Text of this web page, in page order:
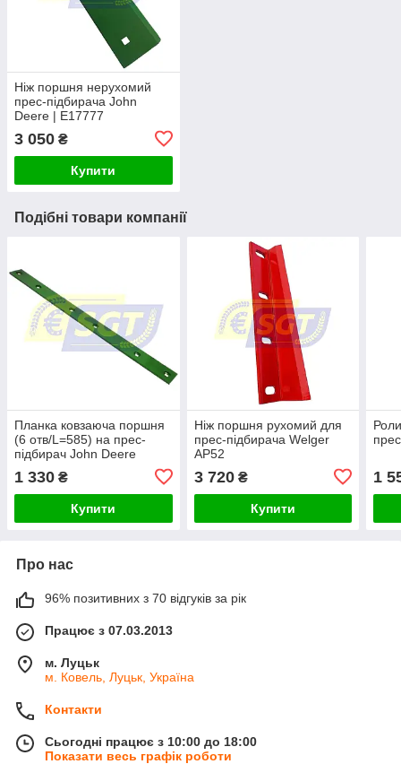
Ніж поршня нерухомий
прес-підбирача John
Deere | E17777
3 050 ₴
Купити
Подібні товари компанії
Планка ковзаюча поршня
(6 отв/L=585) на прес-
підбирач John Deere
1 330 ₴
Купити
Ніж поршня рухомий для
прес-підбирача Welger
AP52
3 720₴
Купити
1
Про нас
96% позитивних з 70 відгуків за рік
Працює з 07.03.2013
м. Луцьк
м. Ковель, Луцьк, Україна
Контакти
Сьогодні працює з 10:00 до 18:00
Показати весь графік роботи